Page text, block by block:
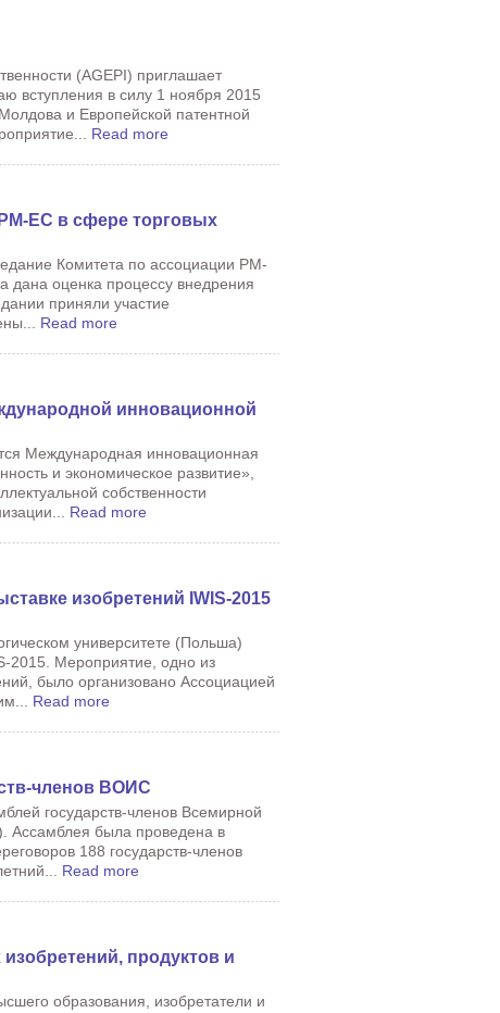
(AGEPI) приглашает
вступления в силу 1 ноября 2015
и Европейской патентной
Read more
ЕС в сфере торговых
Комитета по ассоциации РМ-
дана оценка процессу внедрения
приняли участие
Read more
инновационной
Международная инновационная
и экономическое развитие»,
собственности
Read more
изобретений IWIS-2015
университете (Польша)
2015. Мероприятие, одно из
было организовано Ассоциацией
Read more
членов ВОИС
государств-членов Всемирной
Ассамблея была проведена в
188 государств-членов
Read more
продуктов и
образования, изобретатели и